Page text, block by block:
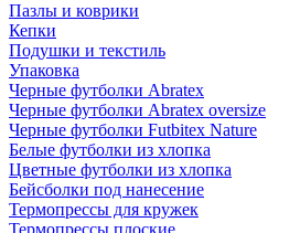
Пазлы и коврики
Кепки
Подушки и текстиль
Упаковка
Черные футболки Abratex
Черные футболки Abratex oversize
Черные футболки Futbitex Nature
Белые футболки из хлопка
Цветные футболки из хлопка
Бейсболки под нанесение
Термопрессы для кружек
Термопрессы плоские